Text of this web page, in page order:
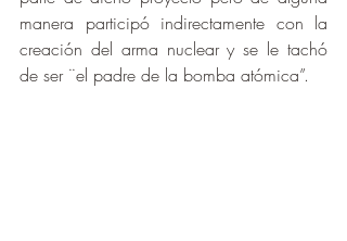
manera participó indirectamente con la
creación del arma nuclear y se le tachó
de ser ¨el padre de la bomba atómica”.